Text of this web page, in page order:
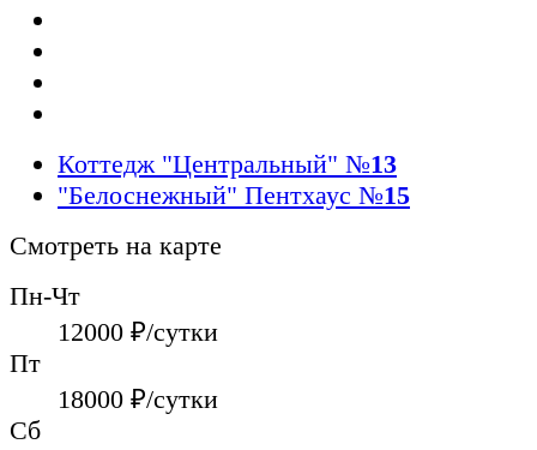
Коттедж "Центральный" №13
"Белоснежный" Пентхаус №15
Смотреть на карте
Пн-Чт
12000 ₽/сутки
Пт
18000 ₽/сутки
Сб